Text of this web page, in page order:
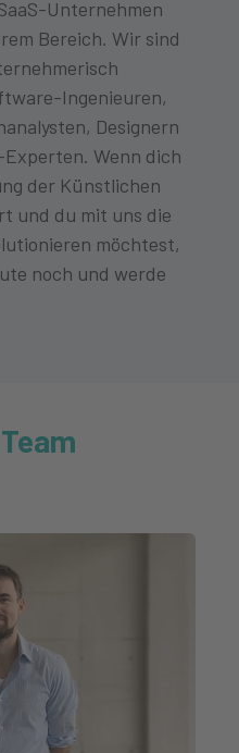
Unternehmen
Bereich. Wir sind
Ingenieuren,
Designern
Wenn dich
der Künstlichen
und du mit uns die
möchtest,
noch und werde